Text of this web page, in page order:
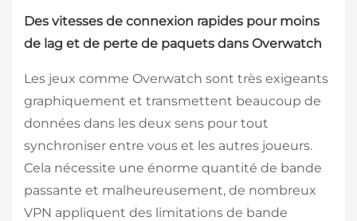
Des vitesses de connexion rapides pour moins
de lag et de perte de paquets dans Overwatch
Les jeux comme Overwatch sont très exigeants
graphiquement et transmettent beaucoup de
données dans les deux sens pour tout
synchroniser entre vous et les autres joueurs.
Cela nécessite une énorme quantité de bande
passante et malheureusement, de nombreux
VPN appliquent des limitations de bande